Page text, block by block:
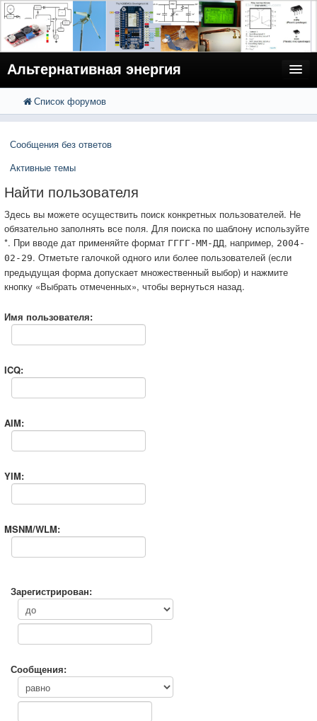
Альтернативная энергия
FAQ
Вход
Расширенный поиск
Список форумов
Сообщения без ответов
Активные темы
Найти пользователя
Здесь вы можете осуществить поиск конкретных пользователей. Не
обязательно заполнять все поля. Для поиска по шаблону используйте
*. При вводе дат применяйте формат ГГГГ-ММ-ДД, например, 2004-
02-29. Отметьте галочкой одного или более пользователей (если
предыдущая форма допускает множественный выбор) и нажмите
кнопку «Выбрать отмеченных», чтобы вернуться назад.
Имя пользователя:
ICQ:
AIM:
YIM:
MSNM/WLM:
Зарегистрирован:
Сообщения: